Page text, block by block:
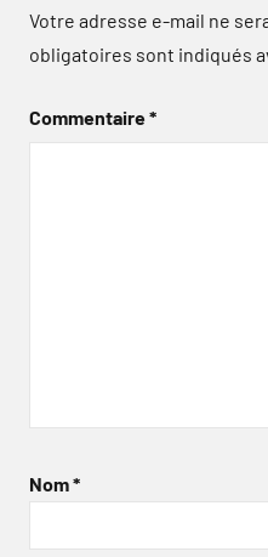
Votre adresse e-mail ne
obligatoires sont indiqués
Commentaire*
Nom*